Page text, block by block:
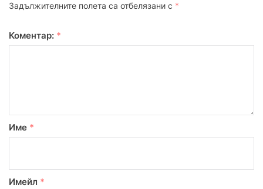
Задължителните полета са отбелязани с *
Коментар: *
Име *
Имейл *